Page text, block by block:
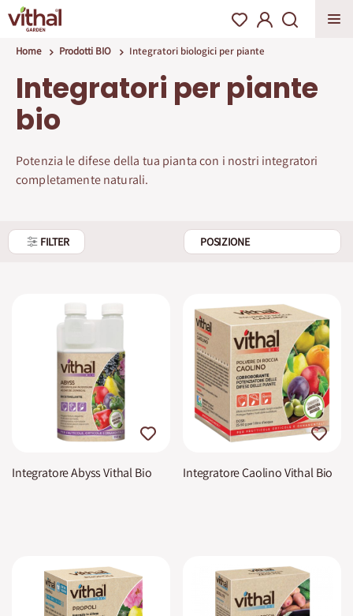
Home Prodotti BIO Integratori biologici per piante
Integratori per piante
bio
Potenzia le difese della tua pianta con i nostri integratori
completamente naturali.
FILTER
Integratore Abyss Vithal Bio Integratore Caolino Vithal Bio